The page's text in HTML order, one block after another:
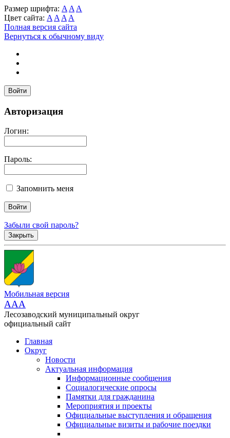
Размер шрифта: A A A
Цвет сайта: A A A A
Полная версия сайта
Вернуться к обычному виду
Войти
Авторизация
Логин:
Пароль:
Запомнить меня
Забыли свой пароль?
Закрыть
Мобильная версия
AAA
Лесозаводский муниципальный округ
официальный сайт
Главная
Округ
Новости
Актуальная информация
Информационные сообщения
Социалогические опросы
Памятки для гражданина
Мероприятия и проекты
Официальные выступления и обращения
Официальные визиты и рабочие поездки